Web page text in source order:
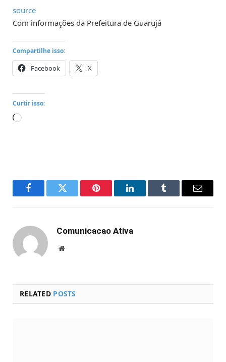
source
Com informações da Prefeitura de Guarujá
Compartilhe isso:
Facebook X
Curtir isso:
Carregando...
FacebookTwitter Pinterest LinkedInTumblr Email
Comunicacao Ativa
Website
RELATED POSTS